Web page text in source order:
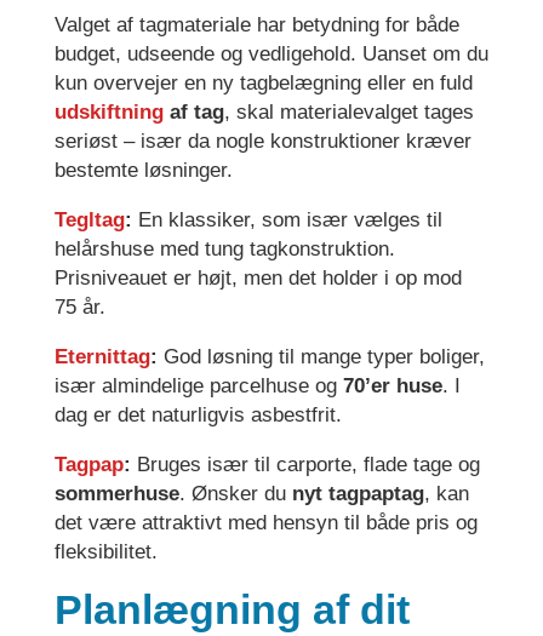
Valget af tagmateriale har betydning for både
budget, udseende og vedligehold. Uanset om du
kun overvejer en ny tagbelægning eller en fuld
udskiftningaf tag, skal materialevalget tages
seriøst – især da nogle konstruktioner kræver
bestemte løsninger.
Tegltag: En klassiker, som især vælges til
helårshuse med tung tagkonstruktion.
Prisniveauet er højt, men det holder i op mod
75 år.
Eternittag: God løsning til mange typer boliger,
især almindelige parcelhuse og 70’er huse. I
dag er det naturligvis asbestfrit.
Tagpap: Bruges især til carporte, flade tage og
sommerhuse. Ønsker du nyt tagpaptag, kan
det være attraktivt med hensyn til både pris og
fleksibilitet.
Planlægning af dit